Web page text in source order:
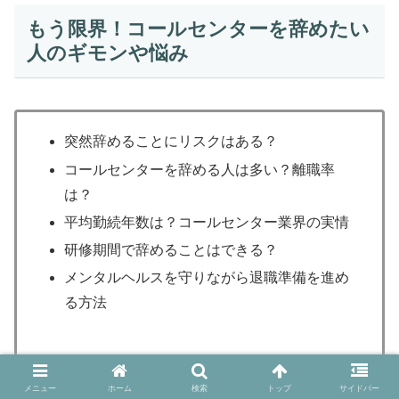
もう限界！コールセンターを辞めたい
人のギモンや悩み
突然辞めることにリスクはある？
コールセンターを辞める人は多い？離職率
は？
平均勤続年数は？コールセンター業界の実情
研修期間で辞めることはできる？
メンタルヘルスを守りながら退職準備を進め
る方法
メニュー ホーム 検索 トップ サイドバー